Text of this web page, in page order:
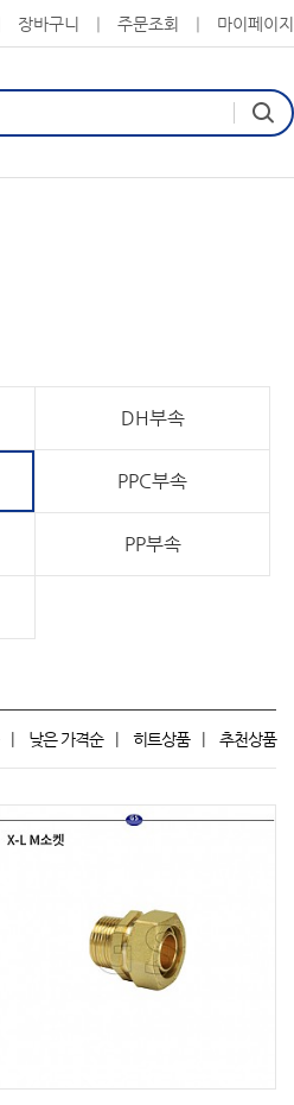
장바구니 주문조회 마이페이지
DH부속
PPC부속
PP부속
낮은 가격순 히트상품 추천상품